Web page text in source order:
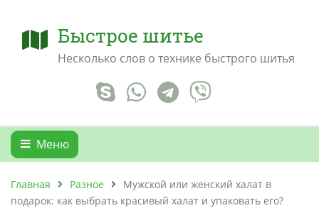
Быстрое шитье
Несколько слов о технике быстрого шитья
Меню
Главная Разное
Мужской или женский халат в
подарок: как выбрать красивый халат и упаковать его?